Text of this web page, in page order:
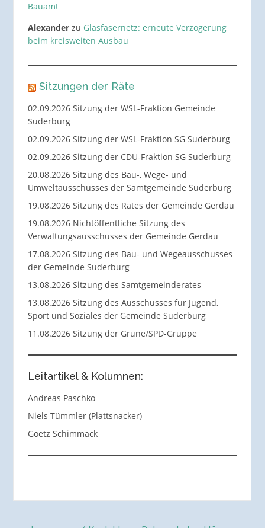
Bauamt
Alexanderzu Glasfasernetz: erneute Verzögerung
beim kreisweiten Ausbau
Sitzungen der Räte
02.09.2026 Sitzung der WSL-Fraktion Gemeinde
Suderburg
02.09.2026 Sitzung der WSL-Fraktion SG Suderburg
02.09.2026 Sitzung der CDU-Fraktion SG Suderburg
20.08.2026 Sitzung des Bau-, Wege- und
Umweltausschusses der Samtgemeinde Suderburg
19.08.2026 Sitzung des Rates der Gemeinde Gerdau
19.08.2026 Nichtöffentliche Sitzung des
Verwaltungsausschusses der Gemeinde Gerdau
17.08.2026 Sitzung des Bau- und Wegeausschusses
der Gemeinde Suderburg
13.08.2026 Sitzung des Samtgemeinderates
13.08.2026 Sitzung des Ausschusses für Jugend,
Sport und Soziales der Gemeinde Suderburg
11.08.2026 Sitzung der Grüne/SPD-Gruppe
Leitartikel & Kolumnen:
Andreas Paschko
Niels Tümmler (Plattsnacker)
Goetz Schimmack